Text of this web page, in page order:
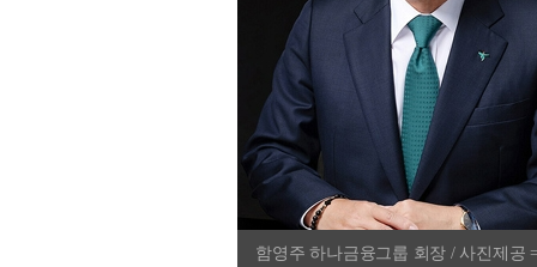
함영주 하나금융그룹 회장 / 사진제공